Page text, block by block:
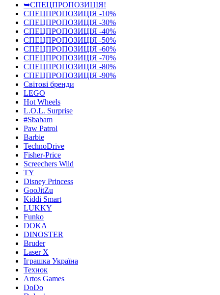
➥СПЕЦПРОПОЗИЦІЯ!
СПЕЦПРОПОЗИЦІЯ -10%
СПЕЦПРОПОЗИЦІЯ -30%
СПЕЦПРОПОЗИЦІЯ -40%
СПЕЦПРОПОЗИЦІЯ -50%
СПЕЦПРОПОЗИЦІЯ -60%
СПЕЦПРОПОЗИЦІЯ -70%
СПЕЦПРОПОЗИЦІЯ -80%
СПЕЦПРОПОЗИЦІЯ -90%
Світові бренди
LEGO
Hot Wheels
L.O.L. Surprise
#Sbabam
Paw Patrol
Barbie
TechnoDrive
Fisher-Price
Screechers Wild
TY
Disney Princess
GooJitZu
Kiddi Smart
LUKKY
Funko
DOKA
DINOSTER
Bruder
Laser X
Іграшка Україна
Технок
Artos Games
DoDo